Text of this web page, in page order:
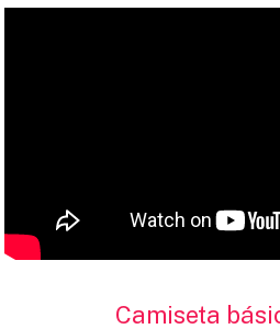
Camiseta